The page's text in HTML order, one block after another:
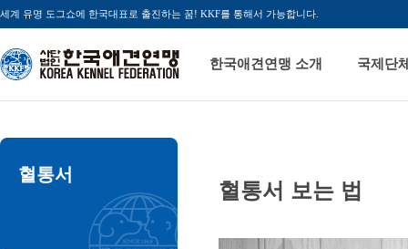
세계 유명 도그쇼에 한국대표로 출진하는 꿈! KKF를 통해서 가능합니다.
한국애견연맹 소개 국제단
혈통서
혈통서 보는 법